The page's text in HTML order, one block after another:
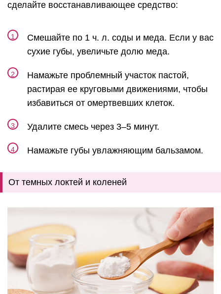
сделайте восстанавливающее средство:
Смешайте по 1 ч. л. соды и меда. Если у вас
сухие губы, увеличьте долю меда.
Намажьте проблемный участок пастой,
растирая ее круговыми движениями, чтобы
избавиться от омертвевших клеток.
Удалите смесь через 3–5 минут.
Намажьте губы увлажняющим бальзамом.
От темных локтей и коленей